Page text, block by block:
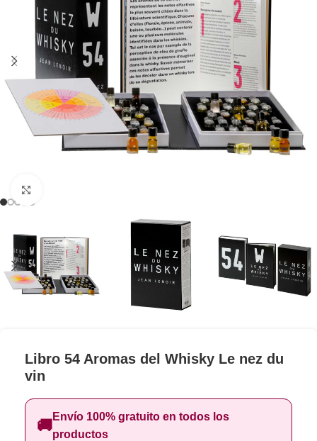
Libro 54 Aromas del Whisky Le nez du
vin
🚚Envío 100% gratuito en todos los
productos